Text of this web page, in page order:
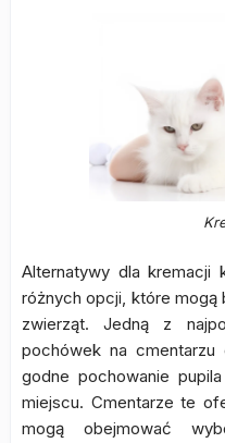
Alternatywy dla kremacji
różnych opcji, które mogą
zwierząt. Jedną z
pochówek na
godne pochowanie
miejscu. Cmentarze te
mogą obejmować